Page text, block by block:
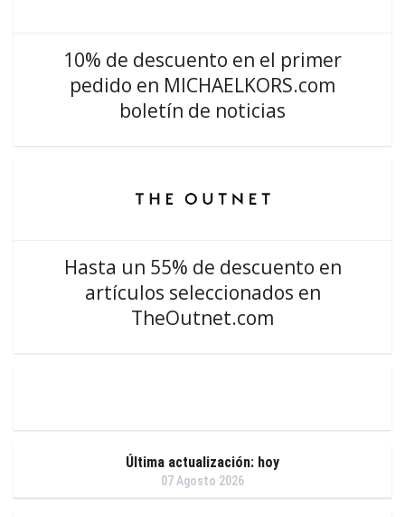
10% de descuento en el primer
pedido en MICHAELKORS.com
boletín de noticias
Hasta un 55% de descuento en
artículos seleccionados en
TheOutnet.com
Última actualización: hoy
07 Agosto 2026